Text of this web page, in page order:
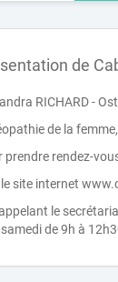
de
RICHARD -
de la
prendre rendez-
le site internet
le
de 9h à